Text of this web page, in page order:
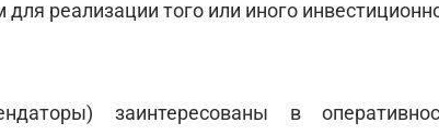
реализации того или иного
заинтересованы в